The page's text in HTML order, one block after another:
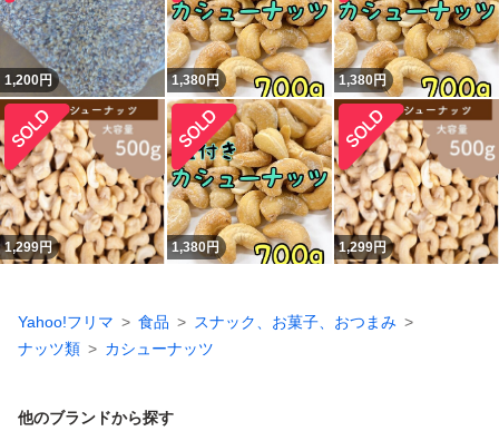
1,200円 1,380円 1,380円
1,299円 1,380円 1,299円
Yahoo!フリマ 食品
スナック、お菓子、おつまみ
ナッツ類
カシューナッツ
他のブランドから探す